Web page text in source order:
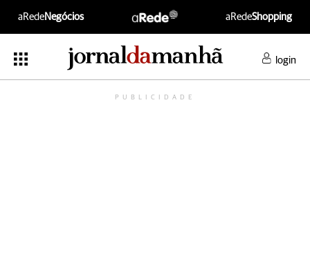
aRedeNegócios aRedeShopping
login
PUBLICIDADE